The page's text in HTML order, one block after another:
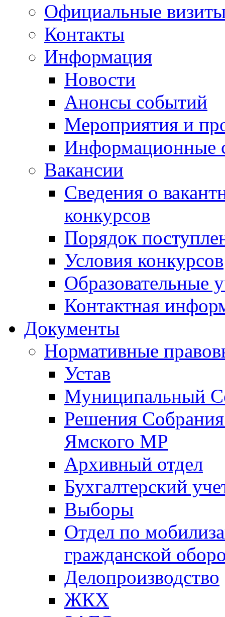
Официальные
Контакты
Информация
Новости
Анонсы событий
Мероприятия и
Информационные
Вакансии
Сведения о
конкурсов
Порядок
Условия конкурсов
Образовательные
Контактная
Документы
Нормативные
Устав
Муниципальный
Решения
Ямского МР
Архивный отдел
Бухгалтерский
Выборы
Отдел по
гражданской
Делопроизводство
ЖКХ